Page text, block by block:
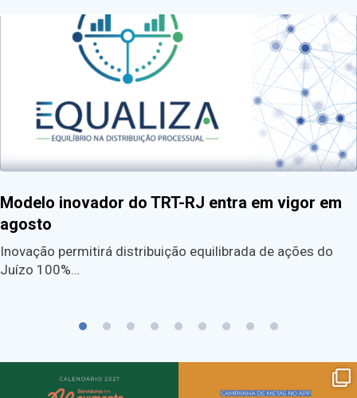
Modelo inovador do TRT-RJ entra em vigor em
agosto
Inovação permitirá distribuição equilibrada de ações do
Juízo 100%…